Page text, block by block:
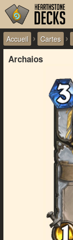
Accueil › Cartes ›
Archaios